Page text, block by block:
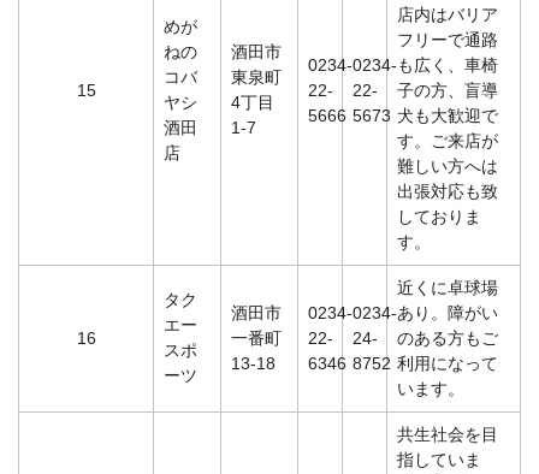
15
めが
ねの
コバ
ヤシ
酒田
店
酒田市
東泉町
4丁目
1-7
0234-
22-
5666
0234-
22-
5673
店内はバリア
フリーで通路
も広く、車椅
子の方、盲導
犬も大歓迎で
す。ご来店が
難しい方へは
出張対応も致
しておりま
す。
16
タク
エー
スポ
ーツ
酒田市
一番町
13-18
0234-
22-
6346
0234-
24-
8752
近くに卓球場
あり。障がい
のある方もご
利用になって
います。
共生社会を目
指していま